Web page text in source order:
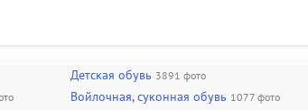
Детская обувь 3891 фото
Войлочная, суконная обувь 1077 фото